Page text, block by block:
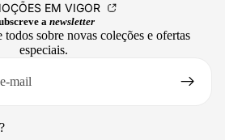
EM VIGOR
a newsletter
todos sobre novas coleções e ofertas
especiais.